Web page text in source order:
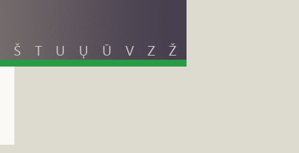
Š T U Ų Ū V Z Ž